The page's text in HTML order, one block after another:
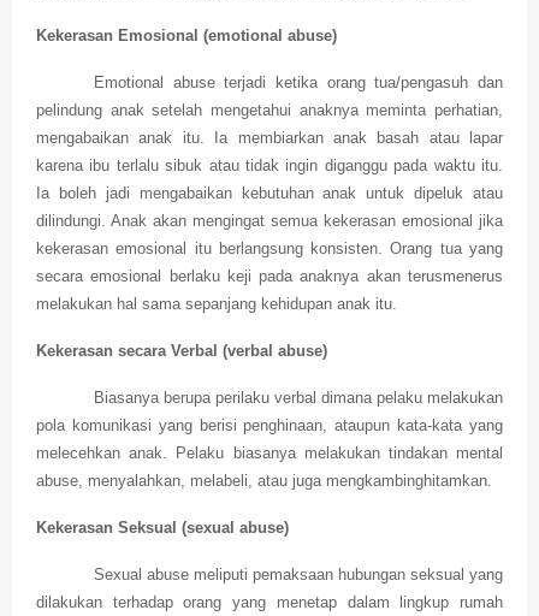
Kekerasan Emosional (emotional abuse)
Emotional abuse terjadi ketika orang tua/pengasuh dan
pelindung anak setelah mengetahui anaknya meminta perhatian,
mengabaikan anak itu. Ia membiarkan anak basah atau lapar
karena ibu terlalu sibuk atau tidak ingin diganggu pada waktu itu.
Ia boleh jadi mengabaikan kebutuhan anak untuk dipeluk atau
dilindungi. Anak akan mengingat semua kekerasan emosional jika
kekerasan emosional itu berlangsung konsisten. Orang tua yang
secara emosional berlaku keji pada anaknya akan terusmenerus
melakukan hal sama sepanjang kehidupan anak itu.
Kekerasan secara Verbal (verbal abuse)
Biasanya berupa perilaku verbal dimana pelaku melakukan
pola komunikasi yang berisi penghinaan, ataupun kata-kata yang
melecehkan anak. Pelaku biasanya melakukan tindakan mental
abuse, menyalahkan, melabeli, atau juga mengkambinghitamkan.
Kekerasan Seksual (sexual abuse)
Sexual abuse meliputi pemaksaan hubungan seksual yang
dilakukan terhadap orang yang menetap dalam lingkup rumah